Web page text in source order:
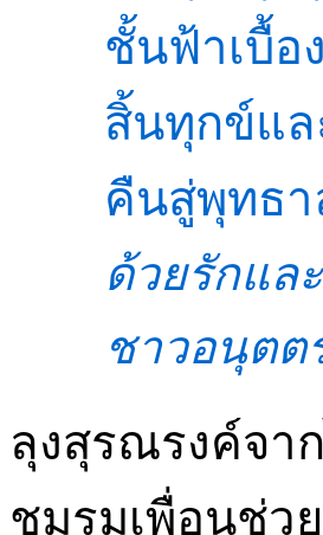
ชั้นฟ้าเบื้อ
สิ้นทุกข์แล
คืนสู่พุทธา
ด้วยรักแล
ชาวอนุตต
ลุงสุรณรงค์จา
ชมรมเพื่อนช่ว